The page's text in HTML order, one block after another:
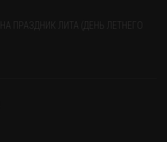
ПРАЗДНИК ЛИТА (ДЕНЬ ЛЕТНЕГО